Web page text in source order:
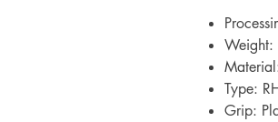
Type:
Grip: